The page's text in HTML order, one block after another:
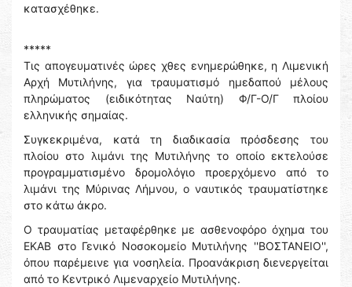
κατασχέθηκε.
*****
Τις απογευματινές ώρες χθες ενημερώθηκε, η Λιμενική
Αρχή Μυτιλήνης, για τραυματισμό ημεδαπού μέλους
πληρώματος (ειδικότητας Ναύτη) Φ/Γ-Ο/Γ πλοίου
ελληνικής σημαίας.
Συγκεκριμένα, κατά τη διαδικασία πρόσδεσης του
πλοίου στο λιμάνι της Μυτιλήνης το οποίο εκτελούσε
προγραμματισμένο δρομολόγιο προερχόμενο από το
λιμάνι της Μύρινας Λήμνου, ο ναυτικός τραυματίστηκε
στο κάτω άκρο.
Ο τραυματίας μεταφέρθηκε με ασθενοφόρο όχημα του
ΕΚΑΒ στο Γενικό Νοσοκομείο Μυτιλήνης ''ΒΟΣΤΑΝΕΙΟ'',
όπου παρέμεινε για νοσηλεία. Προανάκριση διενεργείται
από το Κεντρικό Λιμεναρχείο Μυτιλήνης.